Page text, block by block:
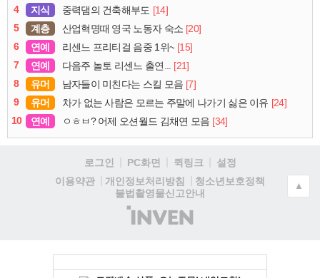
4
지식 중력댐의 건축해부도 [14]
5
계층 산업혁명때 영국 노동자 숙소 [20]
6
연예 리센느 프리티걸 음중 1위~ [15]
7
연예 다음주 놀토 리센느 출연... [21]
8
유머 남자들이 미친다는 스킬 모음 [7]
9
유머 차가 없는 사람은 모르는 주말에 나가기 싫은 이유 [24]
10
연예 ㅇㅎㅂ? 어제 오션월드 김채연 모음 [34]
로그인 PC화면 퀵링크
설정
이용약관
개인정보처리방침
청소년보호정책
불법촬영물신고안내
(주)
인
▲